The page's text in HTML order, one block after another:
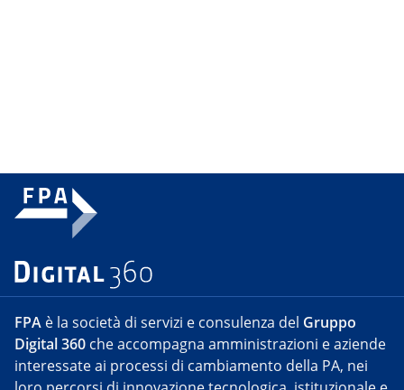
FPA è la società di servizi e consulenza del Gruppo
Digital 360 che accompagna amministrazioni e aziende
interessate ai processi di cambiamento della PA, nei